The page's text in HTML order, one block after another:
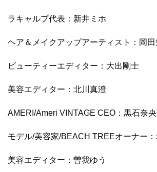
ラキャルプ代表：新井ミホ
ヘア＆メイクアップアーティスト：岡
ビューティーエディター：大出剛士
美容エディター：北川真澄
AMERI/Ameri VINTAGE CEO：黒石奈
モデル/美容家/BEACH TREEオーナー
美容エディター：曽我ゆう